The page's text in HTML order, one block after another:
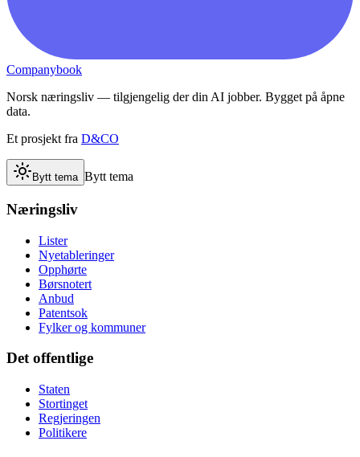
Companybook
Norsk næringsliv — tilgjengelig der din AI jobber. Bygget på åpne
data.
Et prosjekt fra D&CO
Bytt tema Bytt tema
Næringsliv
Lister
Nyetableringer
Opphørte
Børsnotert
Anbud
Patentsok
Fylker og kommuner
Det offentlige
Staten
Stortinget
Regjeringen
Politikere